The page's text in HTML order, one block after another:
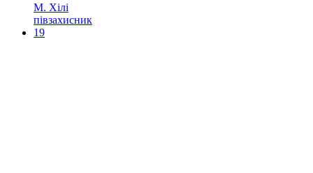
М. Хілі
півзахисник
19